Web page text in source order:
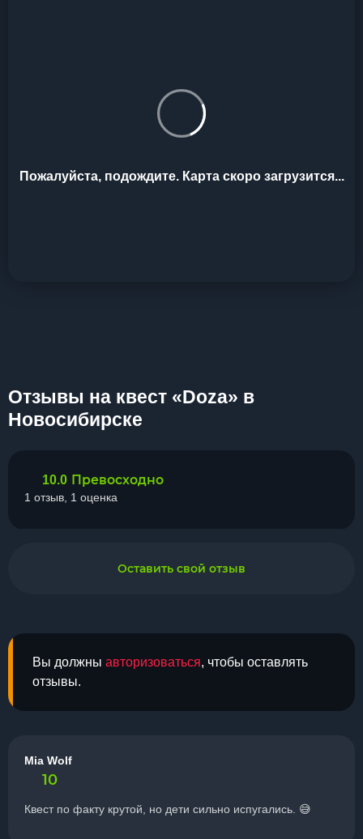
Пожалуйста, подождите. Карта скоро загрузится...
Отзывы на квест «Doza» в
Новосибирске
Вы должны авторизоваться, чтобы оставлять
отзывы.
Mia Wolf
10
Квест по факту крутой, но дети сильно испугались. 😅
10.0 Превосходно
1 отзыв, 1 оценка
Оставить свой отзыв